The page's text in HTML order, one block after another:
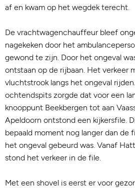
af en kwam op het wegdek terecht.
De vrachtwagenchauffeur bleef
nagekeken door het
gewond te zijn. Door het ongeval
ontstaan op de rijbaan. Het verkeer
vluchtstrook langs het ongeval
ochtendspits zorgde dat voor een
knooppunt Beekbergen tot aan
Apeldoorn ontstond een kijkersfile.
bepaald moment nog langer dan de
het ongeval gebeurd was. Vanaf
stond het verkeer in de file.
Met een shovel is eerst er voor